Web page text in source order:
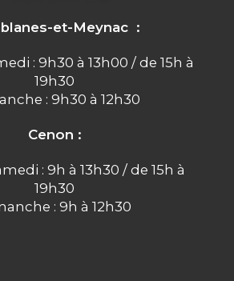
et-Meynac :
: 9h30 à 13h00 / de 15h à
19h30
: 9h30 à 12h30
Cenon :
: 9h à 13h30 / de 15h à
19h30
: 9h à 12h30